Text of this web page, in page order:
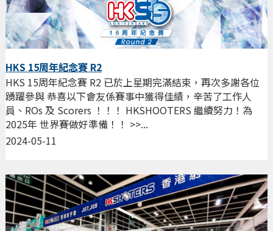
HKS 15周年紀念賽 R2
2024-05-11
HKS 15周年紀念賽 R2 已於上星期完滿結束，再次多謝各位
踴躍參與 恭喜以下會友係賽事中獲得佳績，辛苦了工作人
員、ROs 及 Scorers ！！！ HKSHOOTERS 繼續努力！為
2025年 世界賽做好準備！！ >>...